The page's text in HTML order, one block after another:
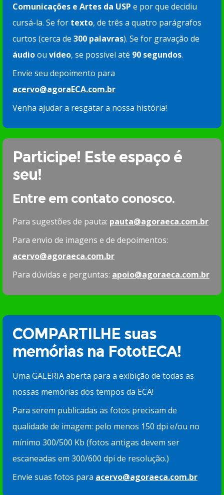
Comunicações e Artes da USP e por que decidiu
cursá-la. Se for texto, de três a quatro parágrafos
curtos (cerca de 300 palavras). Se for gravação de
áudioou vídeo, se possível até 90 segundos.
Envie seu depoimento para
acervo@agoraECA.com.br
Venha ajudar a resgatar a nossa história!
Participe! Este espaço é
seu!
Entre em contato conosco.
Para sugestões de pauta: pauta@agoraeca.com.br
Para envio de imagens e de depoimentos:
acervo@agoraeca.com.br
Para dúvidas e perguntas: apoio@agoraeca.com.br
COMPARTILHE suas
memórias na FototECA!
Uma GALERIA aberta para a exibição de todas as
nossas memórias dos tempos da ECA!
Para serem publicadas as fotos precisam de
qualidade de imagem: pelo menos 150 dpi e/ou no
mínimo 300/500 Kb (fotos antigas devem ser
escaneadas em 300/600 dpi de resolução.)
Envie suas fotos para acervo@agoraeca.com.br